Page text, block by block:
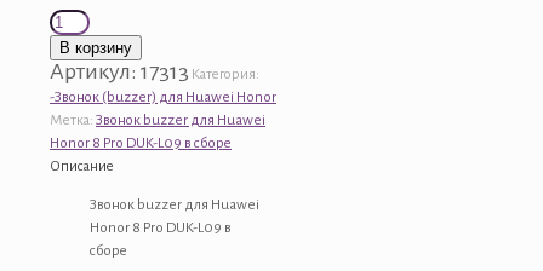
Количество
товара
Звонок
buzzer
для
Huawei
Honor
В корзину
Артикул: 17313 Категория:
-Звонок (buzzer) для Huawei Honor
Метка: Звонок buzzer для Huawei
Honor 8 Pro DUK-L09 в сборе
Описание
Звонок buzzer для Huawei
Honor 8 Pro DUK-L09 в
сборе